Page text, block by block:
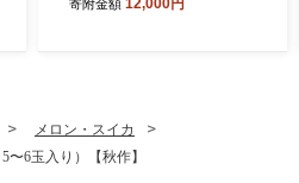
イチゴ 700g 2パック 朝採れ
寄附金額
メロン・スイカ
〜6玉入り）【秋作】